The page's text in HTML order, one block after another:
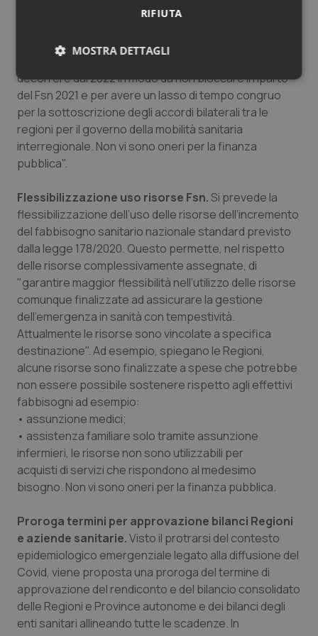
necessità di assicurare il riparto delle risorse del Fsn
garantire una tempestiva programmazione degli
interventi, si propone che l’adempimento previsto sia a
decorrere dal 2022 in modo da non bloccare il riparto
del Fsn 2021 e per avere un lasso di tempo congruo
per la sottoscrizione degli accordi bilaterali tra le
regioni per il governo della mobilità sanitaria
interregionale. Non vi sono oneri per la finanza
pubblica".
Flessibilizzazione uso risorse Fsn.Si prevede la
flessibilizzazione dell’uso delle risorse dell’incremento
del fabbisogno sanitario nazionale standard previsto
dalla legge 178/2020. Questo permette, nel rispetto
delle risorse complessivamente assegnate, di
"garantire maggior flessibilità nell’utilizzo delle risorse
comunque finalizzate ad assicurare la gestione
dell’emergenza in sanità con tempestività.
Attualmente le risorse sono vincolate a specifica
destinazione". Ad esempio, spiegano le Regioni,
alcune risorse sono finalizzate a spese che potrebbe
non essere possibile sostenere rispetto agli effettivi
fabbisogni ad esempio:
• assunzione medici;
• assistenza familiare solo tramite assunzione
infermieri, le risorse non sono utilizzabili per
acquisti di servizi che rispondono al medesimo
bisogno. Non vi sono oneri per la finanza pubblica.
Proroga termini per approvazione bilanci Regioni
e aziende sanitarie.Visto il protrarsi del contesto
epidemiologico emergenziale legato alla diffusione del
Covid, viene proposta una proroga del termine di
approvazione del rendiconto e del bilancio consolidato
delle Regioni e Province autonome e dei bilanci degli
enti sanitari allineando tutte le scadenze. In
RIFIUTA
MOSTRA DETTAGLI
Necessari Statistici Marketing
I cookie necessari contribuiscono a rendere fruibile il
sito web abilitandone funzionalità di base quali la
navigazione sulle pagine e l'accesso alle aree
protette del sito. Il sito web non è in grado di
funzionare correttamente senza questi cookie.
Fornitore Dominio
VISITOR_PRIVACY_METADATA
YouTube
.youtube.com
CookieScriptConsent
CookieScript
www.quotidianosanita.it